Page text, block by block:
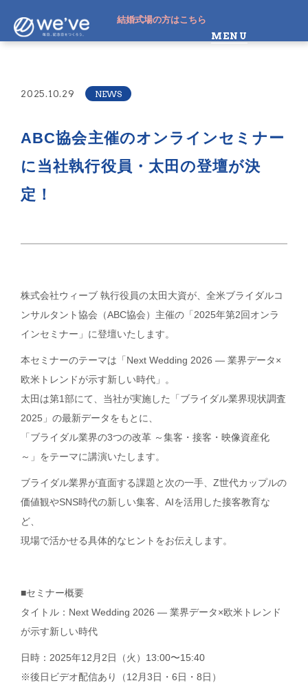
結婚式場の方はこちら
MENU
2025.10.29 NEWS
ABC協会主催のオンラインセミナー
に当社執行役員・太田の登壇が決
定！
株式会社ウィーブ 執行役員の太田大資が、全米ブライダルコ
ンサルタント協会（ABC協会）主催の「2025年第2回オンラ
インセミナー」に登壇いたします。
本セミナーのテーマは「Next Wedding 2026 ― 業界データ×
欧米トレンドが示す新しい時代」。
太田は第1部にて、当社が実施した「ブライダル業界現状調査
2025」の最新データをもとに、
「ブライダル業界の3つの改革 ～集客・接客・映像資産化
～」をテーマに講演いたします。
ブライダル業界が直面する課題と次の一手、Z世代カップルの
価値観やSNS時代の新しい集客、AIを活用した接客教育な
ど、
現場で活かせる具体的なヒントをお伝えします。
■セミナー概要
タイトル：Next Wedding 2026 ― 業界データ×欧米トレンド
が示す新しい時代
日時：2025年12月2日（火）13:00〜15:40
※後日ビデオ配信あり（12月3日・6日・8日）